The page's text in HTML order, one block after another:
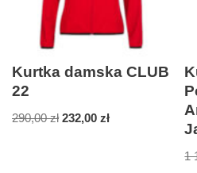
Kurtka damska CLUB
22
290,00zł 232,00 zł
1